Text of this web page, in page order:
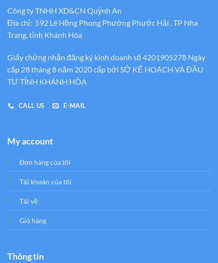
Công ty TNHH XD&CN Quỳnh An
Địa chỉ: 592 Lê Hồng Phong Phường Phước Hải , TP Nha
Trang, tỉnh Khánh Hòa
Giấy chứng nhận đăng ký kinh doanh số 4201905278 Ngày
cấp 28 tháng 8 năm 2020 cấp bới SỞ KẾ HOẠCH VÀ ĐẦU
TƯ TỈNH KHÁNH HÒA
CALL US E-MAIL
My account
Đơn hàng của tôi
Tải khoản của tôi
Tải về
Giỏ hàng
Thông tin